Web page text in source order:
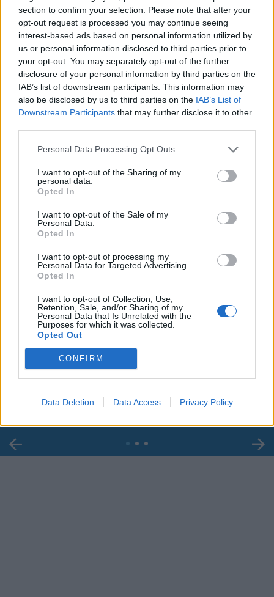
section to confirm your selection. Please note that after your
opt-out request is processed you may continue seeing
interest-based ads based on personal information utilized by
us or personal information disclosed to third parties prior to
your opt-out. You may separately opt-out of the further
disclosure of your personal information by third parties on the
IAB’s list of downstream participants. This information may
also be disclosed by us to third parties on the IAB’s List of
Downstream Participants that may further disclose it to other
Personal Data Processing Opt Outs
I want to opt-out of the Sharing of my
personal data.
Opted In
I want to opt-out of the Sale of my
Personal Data.
Opted In
I want to opt-out of processing my
Personal Data for Targeted Advertising.
Opted In
I want to opt-out of Collection, Use,
Retention, Sale, and/or Sharing of my
Personal Data that Is Unrelated with the
Purposes for which it was collected.
Opted Out
CONFIRM
Data Deletion Data Access Privacy Policy
Leonardo Maria Del Vecchio dall'ex compagna